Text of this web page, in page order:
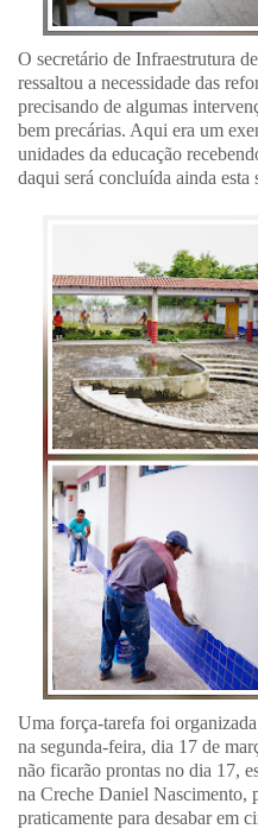
O secretário de Infraestrutura
ressaltou a necessidade das
precisando de algumas
bem precárias. Aqui era um
unidades da educação
daqui será concluída ainda esta
Uma força-tarefa foi
na segunda-feira, dia 17 de
não ficarão prontas no dia 17,
na Creche Daniel Nascimento,
praticamente para desabar em